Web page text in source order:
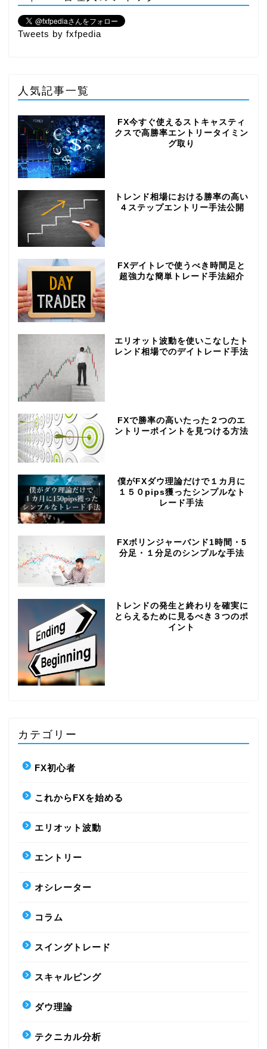
Tweets by fxfpedia
人気記事一覧
FX今すぐ使えるストキャスティ
クスで高勝率エントリータイミン
グ取り
トレンド相場における勝率の高い
４ステップエントリー手法公開
FXデイトレで使うべき時間足と
超強力な簡単トレード手法紹介
エリオット波動を使いこなしたト
レンド相場でのデイトレード手法
FXで勝率の高いたった２つのエ
ントリーポイントを見つける方法
僕がFXダウ理論だけで１カ月に
１５０pips獲ったシンプルなト
レード手法
FXボリンジャーバンド1時間・5
分足・１分足のシンプルな手法
トレンドの発生と終わりを確実に
とらえるために見るべき３つのポ
イント
カテゴリー
FX初心者
これからFXを始める
エリオット波動
エントリー
オシレーター
コラム
スイングトレード
スキャルピング
ダウ理論
テクニカル分析